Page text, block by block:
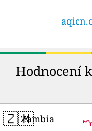
Hodnocení
🇿🇲Zambia